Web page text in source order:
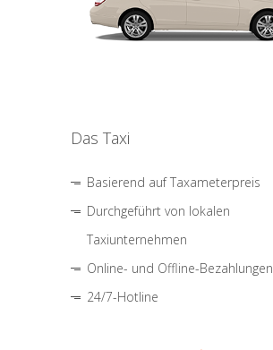
Das Taxi
Basierend auf Taxameterpreis
Durchgeführt von lokalen
Taxiunternehmen
Online- und Offline-Bezahlungen
24/7-Hotline